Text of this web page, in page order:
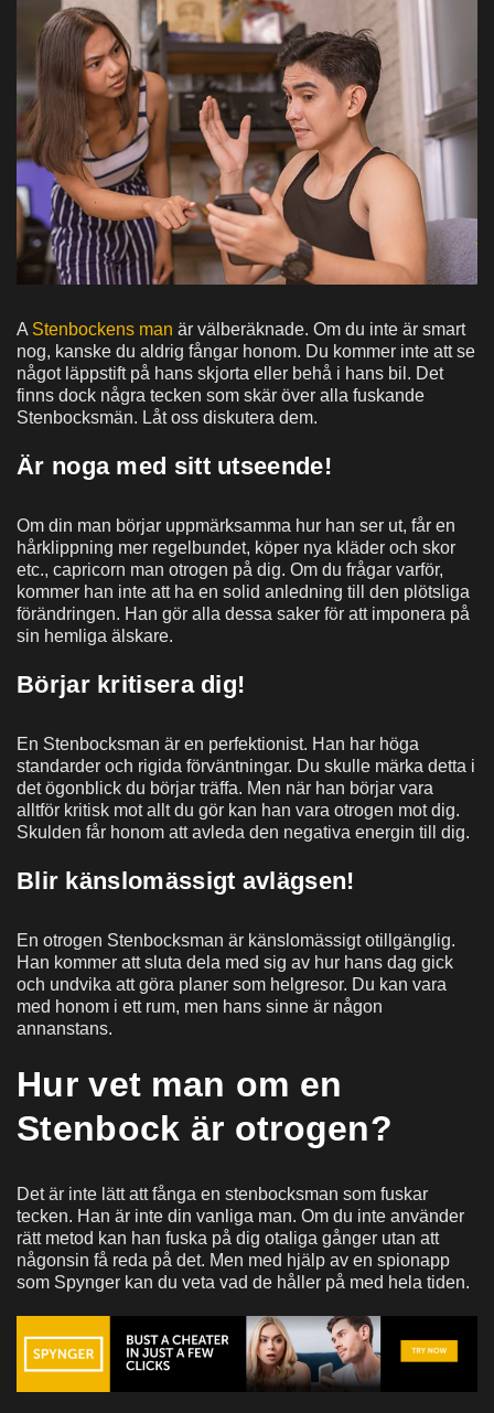
A Stenbockens man är välberäknade. Om du inte är smart
nog, kanske du aldrig fångar honom. Du kommer inte att se
något läppstift på hans skjorta eller behå i hans bil. Det
finns dock några tecken som skär över alla fuskande
Stenbocksmän. Låt oss diskutera dem.
Är noga med sitt utseende!
Om din man börjar uppmärksamma hur han ser ut, får en
hårklippning mer regelbundet, köper nya kläder och skor
etc., capricorn man otrogen på dig. Om du frågar varför,
kommer han inte att ha en solid anledning till den plötsliga
förändringen. Han gör alla dessa saker för att imponera på
sin hemliga älskare.
Börjar kritisera dig!
En Stenbocksman är en perfektionist. Han har höga
standarder och rigida förväntningar. Du skulle märka detta i
det ögonblick du börjar träffa. Men när han börjar vara
alltför kritisk mot allt du gör kan han vara otrogen mot dig.
Skulden får honom att avleda den negativa energin till dig.
Blir känslomässigt avlägsen!
En otrogen Stenbocksman är känslomässigt otillgänglig.
Han kommer att sluta dela med sig av hur hans dag gick
och undvika att göra planer som helgresor. Du kan vara
med honom i ett rum, men hans sinne är någon
annanstans.
Hur vet man om en
Stenbock är otrogen?
Det är inte lätt att fånga en stenbocksman som fuskar
tecken. Han är inte din vanliga man. Om du inte använder
rätt metod kan han fuska på dig otaliga gånger utan att
någonsin få reda på det. Men med hjälp av en spionapp
som Spynger kan du veta vad de håller på med hela tiden.